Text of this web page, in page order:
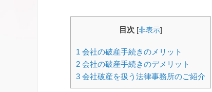
目次 [非表示]
1 会社の破産手続きのメリット
2 会社の破産手続きのデメリット
3 会社破産を扱う法律事務所のご紹介